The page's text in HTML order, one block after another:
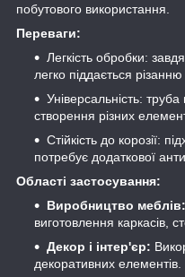
побутового використання.
Переваги:
Легкість обробки:
легко піддається різанню
Універсальність:
створення різних
Стійкість до корозії:
потребує додаткової
Області застосування:
Виробництво меблів:
виготовлення каркасів,
Декор і інтер'єр:
декоративних елементів.